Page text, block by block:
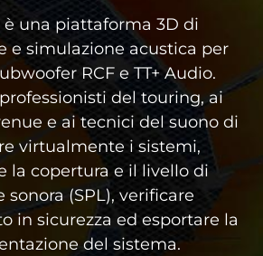
è una piattaforma 3D di
e simulazione acustica per
RCF e TT+ Audio.
del touring, ai
e ai tecnici del suono di
virtualmente i sistemi,
la copertura e il livello di
sonora (SPL), verificare
in sicurezza ed esportare la
del sistema.